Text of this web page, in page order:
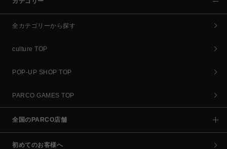
全カテゴリーから探す
culture TOP
POP-UP SHOP TOP
PARCO GAMES TOP
全国のPARCO店舗
初めてのお客様へ